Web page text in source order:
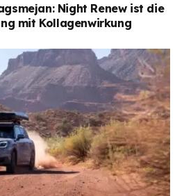
Night Renew ist die
mit Kollagenwirkung